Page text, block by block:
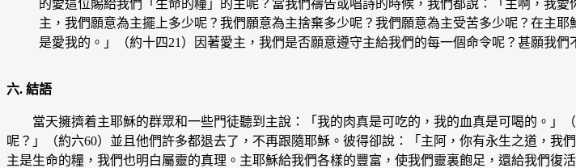
的愛這位賜給我們「生命的糧」的主呢？當我們禱告或唱詩的時候，我們都說：「主啊，我
主，我們願意為主擺上多少呢？我們願意為主捨棄多少呢？我們願意為主受苦多少呢？在主
是愛我的。」（約十四21）因著愛主，我們是否願意遵守主給我們的每一個命令呢？甚願我
六. 結語
當天擁擠着主耶穌的群眾和一些門徒聽到主說：「我的肉真是可吃的，我的血真是可喝的。」
呢？」（約六60）並且他們許多都退去了，不再跟隨耶穌。彼得卻說：「主阿，你有永生之道，
主是生命的糧，我們也明白屬靈的真理。主耶穌給我們各樣的豐富，使我們靈裏飽足，還給我們